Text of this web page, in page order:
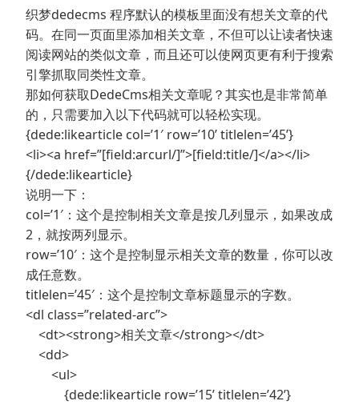
织梦dedecms 程序默认的模板里面没有想关文章的代
码。在同一页面里添加相关文章，不但可以让读者快速
阅读网站的类似文章，而且还可以使网页更有利于搜索
引擎抓取同类性文章。
那如何获取DedeCms相关文章呢？其实也是非常简单
的，只需要加入以下代码就可以轻松实现。
{dede:likearticle col=’1′ row=’10’ titlelen=’45’}
<li><a href=”[field:arcurl/]”>[field:title/]</a></li>
{/dede:likearticle}
说明一下：
col=’1′：这个是控制相关文章是按几列显示，如果改成
2，就按两列显示。
row=’10′：这个是控制显示相关文章的数量，你可以改
成任意数。
titlelen=’45′：这个是控制文章标题显示的字数。
<dl class=”related-arc”>
<dt><strong>相关文章</strong></dt>
<dd>
<ul>
{dede:likearticle row=’15’ titlelen=’42’}